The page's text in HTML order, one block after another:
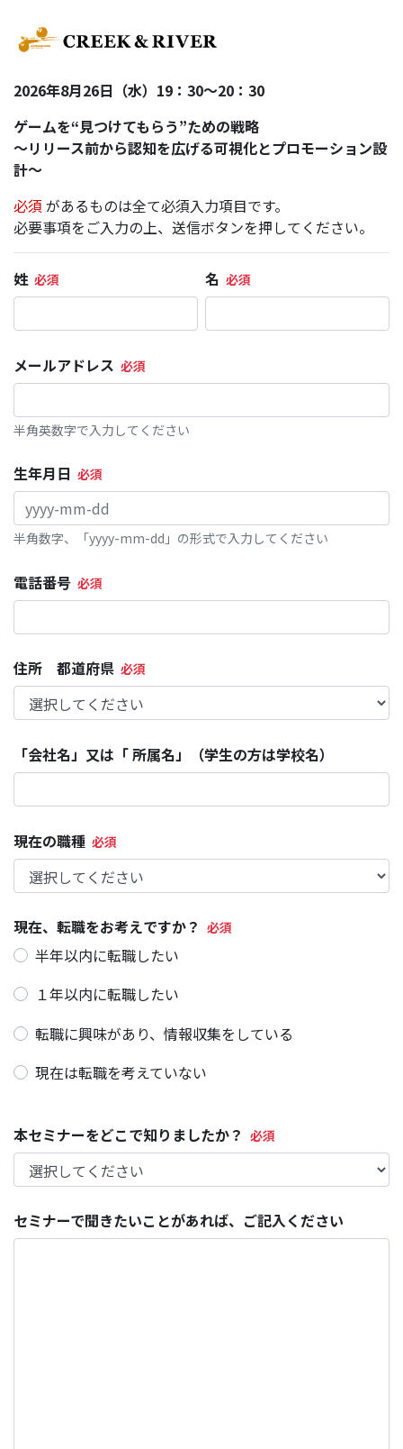
2026年8月26日（水）19：30～20：30
ゲームを“見つけてもらう”ための戦略
～リリース前から認知を広げる可視化とプロモーション設
計～
必須 があるものは全て必須入力項目です。
必要事項をご入力の上、送信ボタンを押してください。
姓 名
メールアドレス
半角英数字で入力してください
生年月日
半角数字、「yyyy-mm-dd」の形式で入力してください
電話番号
住所 都道府県
「会社名」又は「 所属名」（学生の方は学校名）
現在の職種
現在、転職をお考えですか？
半年以内に転職したい
１年以内に転職したい
転職に興味があり、情報収集をしている
現在は転職を考えていない
本セミナーをどこで知りましたか？
セミナーで聞きたいことがあれば、ご記入ください